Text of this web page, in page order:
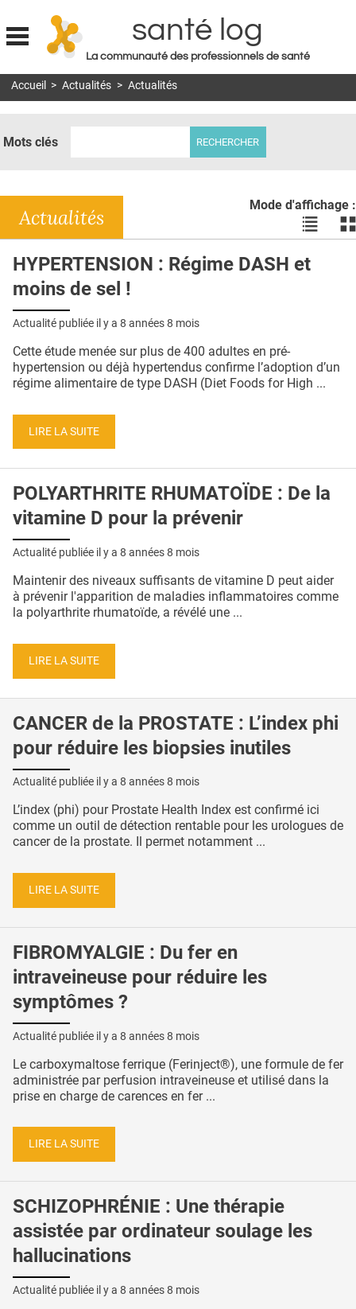
Jump to navigation
santé log
La communauté des professionnels de santé
MON COMPTE
DOSSIERS
RÉSEAUX
E-REVUE SAD
QUI SOMMES-NOUS ?
CONDITIONS GÉNÉRALES
CRÉDITS
Accueil > Actualités > Actualités
Mots clés
Mode d'affichage :
Voir
les
en
les
Actualités
HYPERTENSION : Régime DASH et
moins de sel !
Actualité publiée il y a 8 années 8 mois
Cette étude menée sur plus de 400 adultes en pré-
hypertension ou déjà hypertendus confirme l’adoption d’un
régime alimentaire de type DASH (Diet Foods for High ...
LIRE LA SUITE
POLYARTHRITE RHUMATOÏDE : De la
vitamine D pour la prévenir
Actualité publiée il y a 8 années 8 mois
Maintenir des niveaux suffisants de vitamine D peut aider
à prévenir l'apparition de maladies inflammatoires comme
la polyarthrite rhumatoïde, a révélé une ...
LIRE LA SUITE
CANCER de la PROSTATE : L’index phi
pour réduire les biopsies inutiles
Actualité publiée il y a 8 années 8 mois
L’index (phi) pour Prostate Health Index est confirmé ici
comme un outil de détection rentable pour les urologues de
cancer de la prostate. Il permet notamment ...
LIRE LA SUITE
FIBROMYALGIE : Du fer en
intraveineuse pour réduire les
symptômes ?
Actualité publiée il y a 8 années 8 mois
Le carboxymaltose ferrique (Ferinject®), une formule de fer
administrée par perfusion intraveineuse et utilisé dans la
prise en charge de carences en fer ...
LIRE LA SUITE
SCHIZOPHRÉNIE : Une thérapie
assistée par ordinateur soulage les
hallucinations
Actualité publiée il y a 8 années 8 mois